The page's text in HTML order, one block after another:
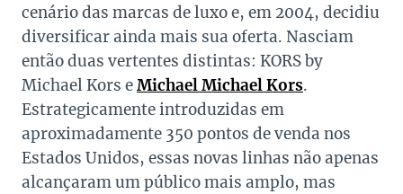
cenário das marcas de luxo e, em 2004, decidiu
diversificar ainda mais sua oferta. Nasciam
então duas vertentes distintas: KORS by
Michael Kors eMichael Michael Kors.
Estrategicamente introduzidas em
aproximadamente 350 pontos de venda nos
Estados Unidos, essas novas linhas não apenas
alcançaram um público mais amplo, mas